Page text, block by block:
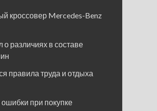
кроссовер Mercedes-Benz
о различиях в составе
правила труда и отдыха
при покупке